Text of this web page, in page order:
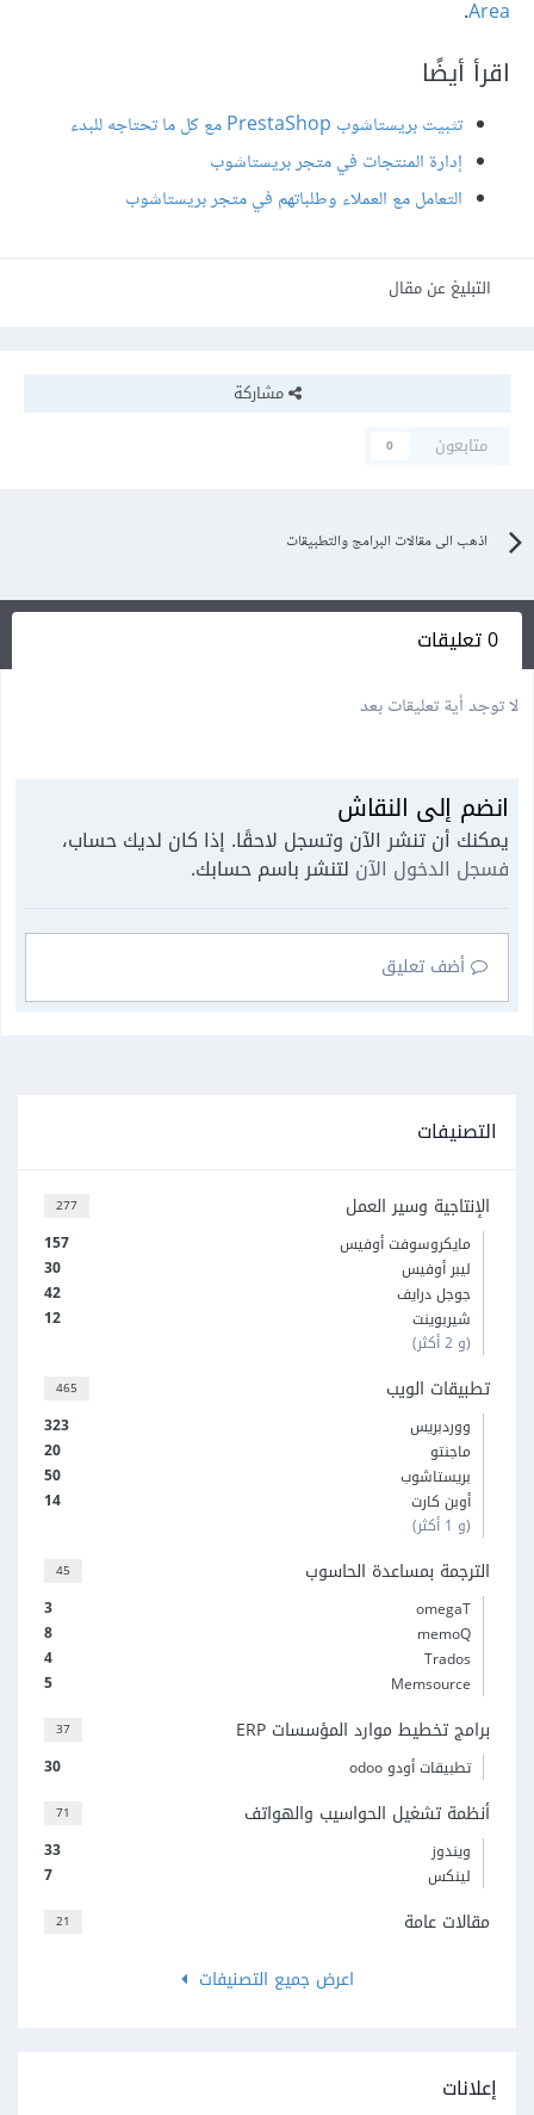
Area
.
اقرأ أيضًا
تثبيت بريستاشوب PrestaShop مع كل ما تحتاجه للبدء
إدارة المنتجات في متجر بريستاشوب
التعامل مع العملاء وطلباتهم في متجر بريستاشوب
التبليغ عن مقال
مشاركة
متابعون
0
اذهب الى مقالات البرامج والتطبيقات
0 تعليقات
لا توجد أية تعليقات بعد
انضم إلى النقاش
يمكنك أن تنشر الآن وتسجل لاحقًا. إذا كان لديك حساب،
فسجل الدخول الآن لتنشر باسم حسابك.
أضف تعليق
التصنيفات
277 الإنتاجية وسير العمل
157
مايكروسوفت أوفيس
30
ليبر أوفيس
42
جوجل درايف
12
شيربوينت
(و 2 أكثر)
465 تطبيقات الويب
323
ووردبريس
20
ماجنتو
50
بريستاشوب
14
أوبن كارت
(و 1 أكثر)
45 الترجمة بمساعدة الحاسوب
3
omegaT
8
memoQ
4
Trados
5
Memsource
37 برامج تخطيط موارد المؤسسات ERP
30 تطبيقات أودو odoo
71 أنظمة تشغيل الحواسيب والهواتف
33
ويندوز
7
لينكس
21
مقالات عامة
اعرض جميع التصنيفات
إعلانات